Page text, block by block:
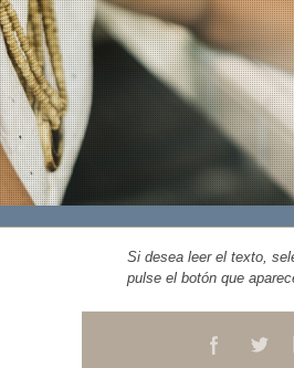
Si desea leer el texto,
pulse el botón que